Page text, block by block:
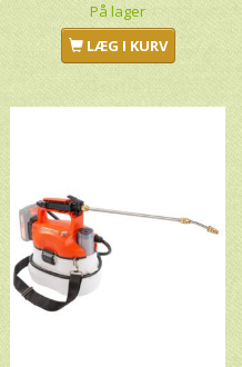
På lager
LÆG I KURV